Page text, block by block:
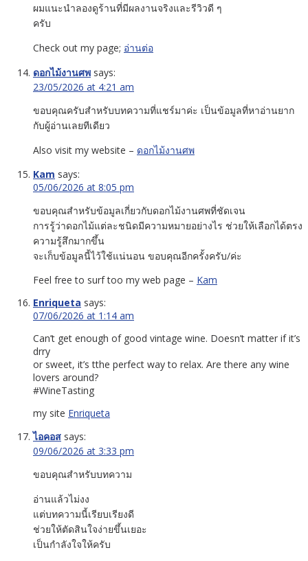
ผมแนะนำลองดูร้านที่มีผลงานจริงและรีวิวดี ๆ
ครับ
Check out my page; อ่านต่อ
ดอกไม้งานศพ says:
23/05/2026 at 4:21 am
ขอบคุณครับสำหรับบทความที่แชร์มาค่ะ เป็นข้อมูลที่หาอ่านยาก
กับผู้อ่านเลยทีเดียว
Also visit my website – ดอกไม้งานศพ
Kam says:
05/06/2026 at 8:05 pm
ขอบคุณสำหรับข้อมูลเกี่ยวกับดอกไม้งานศพที่ชัดเจน
การรู้ว่าดอกไม้แต่ละชนิดมีความหมายอย่างไร ช่วยให้เลือกได้ตรง
ความรู้สึกมากขึ้น
จะเก็บข้อมูลนี้ไว้ใช้แน่นอน ขอบคุณอีกครั้งครับ/ค่ะ
Feel free to surf too my web page – Kam
Enriqueta says:
07/06/2026 at 1:14 am
Can’t get enough of good vintage wine. Doesn’t matter if it’s
drry
or sweet, it’s tthe perfect way to relax. Are there any wine
lovers around?
#WineTasting
my site Enriqueta
ไอคอส says:
09/06/2026 at 3:33 pm
ขอบคุณสำหรับบทความ
อ่านแล้วไม่งง
แต่บทความนี้เรียบเรียงดี
ช่วยให้ตัดสินใจง่ายขึ้นเยอะ
เป็นกำลังใจให้ครับ